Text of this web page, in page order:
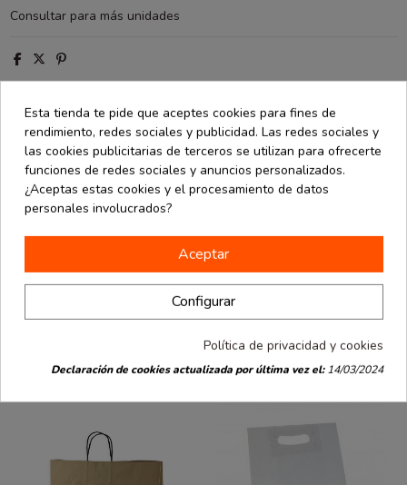
Consultar para más unidades
Descripción
Detalles de producto
Opiniones (0)
----Caja para 1 botella de cartón en color negro. Medida de
16 productos en la misma categoría:
Esta tienda te pide que aceptes cookies para fines de
rendimiento, redes sociales y publicidad. Las redes sociales y
las cookies publicitarias de terceros se utilizan para ofrecerte
funciones de redes sociales y anuncios personalizados.
¿Aceptas estas cookies y el procesamiento de datos
personales involucrados?
Aceptar
Configurar
Política de privacidad y cookies
Declaración de cookies actualizada por última vez el:14/03/2024